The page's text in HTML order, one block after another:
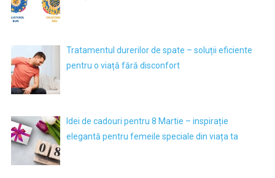
Tratamentul durerilor de spate – soluții eficiente
pentru o viață fără disconfort
Idei de cadouri pentru 8 Martie – inspirație
elegantă pentru femeile speciale din viața ta